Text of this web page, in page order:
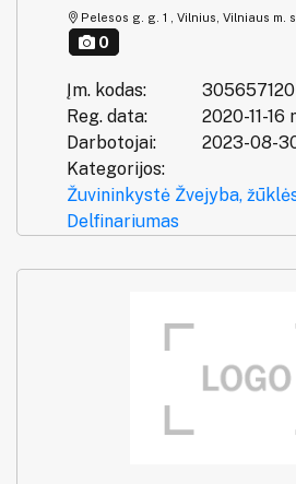
Pelesos g. g. 1 , Vilnius, Vilniaus m.
0
Įm. kodas:
305657120
Reg. data:
2020-11-16
Darbotojai:
2023-08-
Kategorijos:
Žuvininkystė Žvejyba,
Delfinariumas